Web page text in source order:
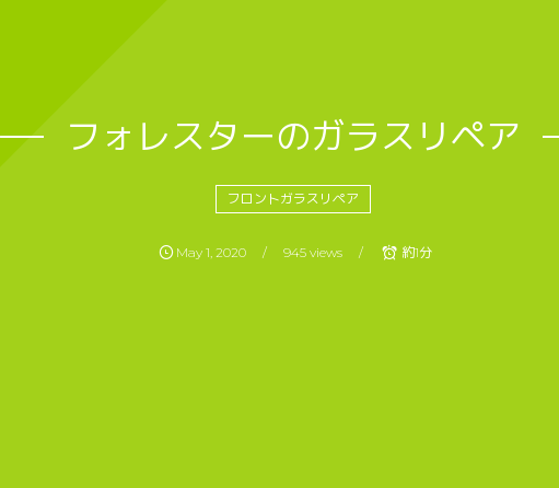
フォレスターのガラスリペア
フロントガラスリペア
May 1, 2020 945 views 約1分